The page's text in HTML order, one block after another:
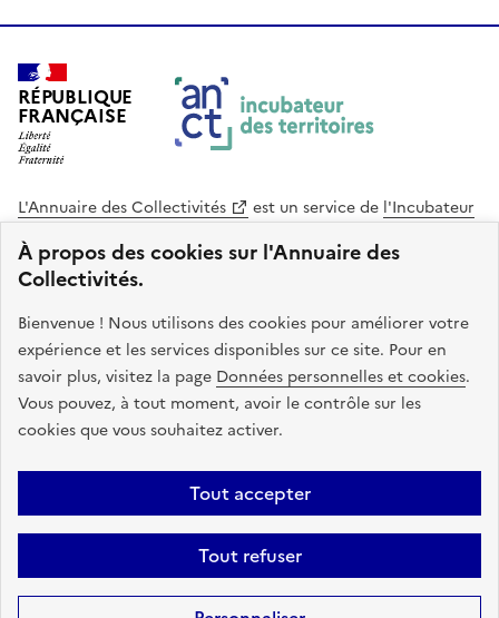
À propos des cookies sur l'Annuaire des
Collectivités.
Bienvenue ! Nous utilisons des cookies pour améliorer votre
expérience et les services disponibles sur ce site. Pour en
savoir plus, visitez la page Données personnelles et cookies.
Vous pouvez, à tout moment, avoir le contrôle sur les
cookies que vous souhaitez activer.
Tout accepter
Tout refuser
RÉPUBLIQUE
FRANÇAISE
L'Annuaire des Collectivités est un service de l'Incubateur
des Territoires
Cohésion des Territoires
. Le code source de ce site web
est disponible en licence libre. Le design de ce site est conçu
avec le système de design de l’État.
legifrance.gouv.fr
info.gouv.fr
service-public.gouv.fr
data.gouv.fr
Plan du site Accessibilite : non conforme
Mentions légales
Politique de confidentialité
Gestion des cookies FAQ
Kit de
Statistiques Code source
Sauf mention contraire, tous les contenus de ce site sont sous